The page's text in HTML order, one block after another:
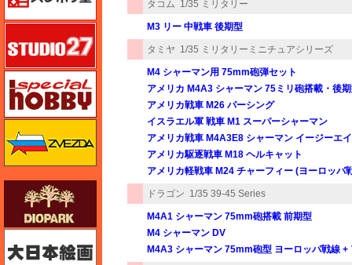
タコム 1/35 ミリタリー
M3 リー 中戦車 後期型
タミヤ 1/35 ミリタリーミニチュアシリーズ
M4 シャーマン用 75mm砲弾セット
アメリカ M4A3 シャーマン 75ミリ砲搭載・後
アメリカ戦車 M26 パーシング
イスラエル軍 戦車 M1 スーパーシャーマン
アメリカ戦車 M4A3E8 シャーマン イージーエ
アメリカ駆逐戦車 M18 ヘルキャット
アメリカ軽戦車 M24 チャーフィー (ヨーロッパ
ドラゴン 1/35 39-45 Series
M4A1 シャーマン 75mm砲搭載 前期型
M4 シャーマン DV
M4A3 シャーマン 75mm砲型 ヨーロッパ戦線 +
スタジオ27・タブデザイン
スペシャルホビー
ズベズダ（Zvezda）
ダイオパーク（diopark）